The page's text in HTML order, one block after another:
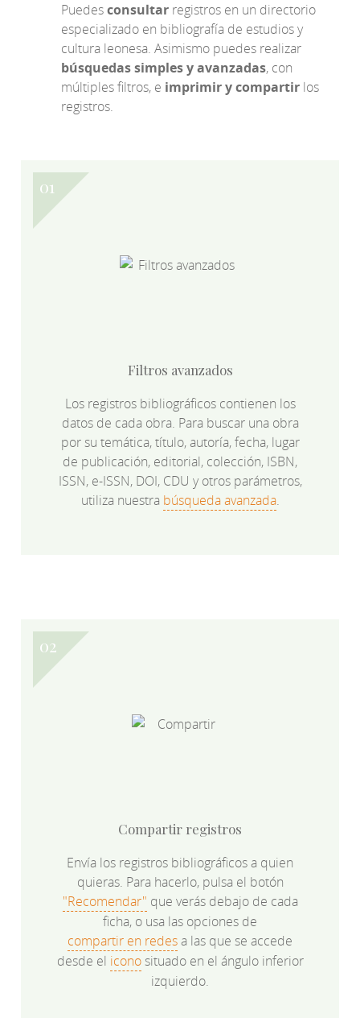
Puedesconsultar registros en un directorio
especializado en bibliografía de estudios y
cultura leonesa. Asimismo puedes realizar
búsquedas simples y avanzadas, con
múltiples filtros, e imprimir y compartir los
registros.
Filtros avanzados
Los registros bibliográficos contienen los
datos de cada obra. Para buscar una obra
por su temática, título, autoría, fecha, lugar
de publicación, editorial, colección, ISBN,
ISSN, e-ISSN, DOI, CDU y otros parámetros,
utiliza nuestra búsqueda avanzada.
Compartir registros
Envía los registros bibliográficos a quien
quieras. Para hacerlo, pulsa el botón
"Recomendar" que verás debajo de cada
ficha, o usa las opciones de
compartir en redesa las que se accede
desde el iconosituado en el ángulo inferior
izquierdo.